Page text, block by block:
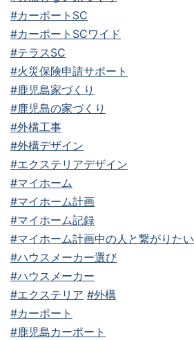
#カーポートSC
#カーポートSCワイド
#テラスSC
#火災保険申請サポート
#鹿児島家づくり
#鹿児島の家づくり
#外構工事
#外構デザイン
#エクステリアデザイン
#マイホーム
#マイホーム計画
#マイホーム記録
#マイホーム計画中の人と繋がりたい
#ハウスメーカー選び
#ハウスメーカー
#エクステリア #外構
#カーポート
#鹿児島カーポート